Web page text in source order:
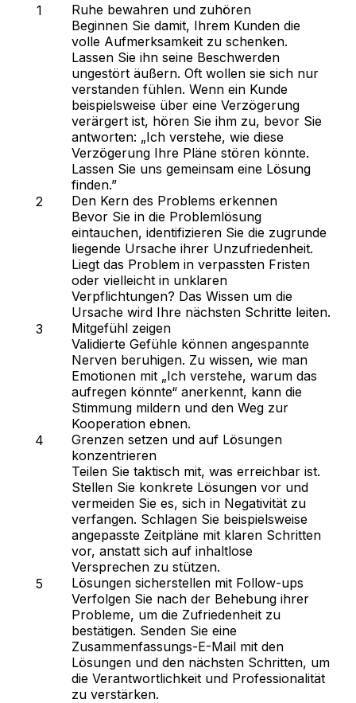
Ruhe bewahren und zuhören
Beginnen Sie damit, Ihrem Kunden die
volle Aufmerksamkeit zu schenken.
Lassen Sie ihn seine Beschwerden
ungestört äußern. Oft wollen sie sich nur
verstanden fühlen. Wenn ein Kunde
beispielsweise über eine Verzögerung
verärgert ist, hören Sie ihm zu, bevor Sie
antworten: „Ich verstehe, wie diese
Verzögerung Ihre Pläne stören könnte.
Lassen Sie uns gemeinsam eine Lösung
finden.”
Den Kern des Problems erkennen
Bevor Sie in die Problemlösung
eintauchen, identifizieren Sie die zugrunde
liegende Ursache ihrer Unzufriedenheit.
Liegt das Problem in verpassten Fristen
oder vielleicht in unklaren
Verpflichtungen? Das Wissen um die
Ursache wird Ihre nächsten Schritte leiten.
Mitgefühl zeigen
Validierte Gefühle können angespannte
Nerven beruhigen. Zu wissen, wie man
Emotionen mit „Ich verstehe, warum das
aufregen könnte“ anerkennt, kann die
Stimmung mildern und den Weg zur
Kooperation ebnen.
Grenzen setzen und auf Lösungen
konzentrieren
Teilen Sie taktisch mit, was erreichbar ist.
Stellen Sie konkrete Lösungen vor und
vermeiden Sie es, sich in Negativität zu
verfangen. Schlagen Sie beispielsweise
angepasste Zeitpläne mit klaren Schritten
vor, anstatt sich auf inhaltlose
Versprechen zu stützen.
Lösungen sicherstellen mit Follow-ups
Verfolgen Sie nach der Behebung ihrer
Probleme, um die Zufriedenheit zu
bestätigen. Senden Sie eine
Zusammenfassungs-E-Mail mit den
Lösungen und den nächsten Schritten, um
die Verantwortlichkeit und Professionalität
zu verstärken.